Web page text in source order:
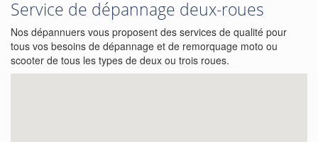
Service de dépannage deux-roues
Nos dépannuers vous proposent des services de qualité pour
tous vos besoins de dépannage et de remorquage moto ou
scooter de tous les types de deux ou trois roues.